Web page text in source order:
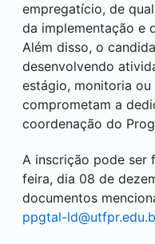
empregatício, de
da implementação e
Além disso, o
desenvolvendo
estágio, monitoria
comprometam a
coordenação do
A inscrição pode ser
feira, dia 08 de
documentos
ppgtal-